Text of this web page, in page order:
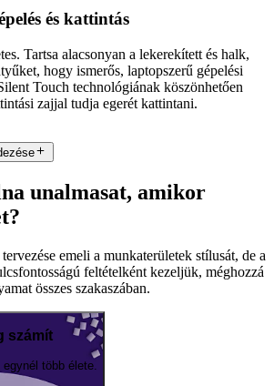
és kattintás
Tartsa alacsonyan a lekerekített és halk,
hogy ismerős, laptopszerű gépelési
Touch technológiának köszönhetően
zajjal tudja egerét kattintani.
unalmasat, amikor
emeli a munkaterületek stílusát, de a
feltételként kezeljük, méghozzá
összes szakaszában.
számít
egynél több élete.